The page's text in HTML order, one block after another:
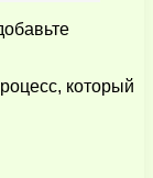
который